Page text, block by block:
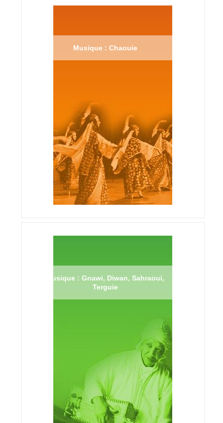
Musique : Chaouie
Musique : Gnawi, Diwan, Sahraoui,
Terguie